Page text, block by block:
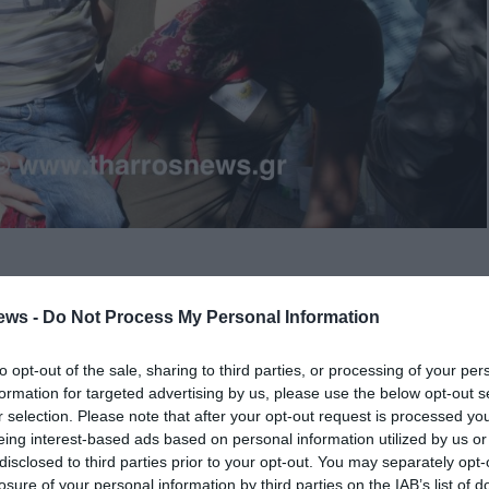
- Do Not Process My Personal Information
opt-out of the sale, sharing to third parties, or processing of your
for targeted advertising by us, please use the below opt-out
selection. Please note that after your opt-out request is processed
interest-based ads based on personal information utilized by us
to third parties prior to your opt-out. You may separately
of your personal information by third parties on the IAB’s list of
θα διοργανώσει το Πανελλήνιο Δίκτυο Εθελοντικών
και Μητρότητας την Κυριακή 3 Νοεμβρίου, στην
στις 11.00 το πρωί.
της Εβδομάδας Μητρικού Θηλασμού από την
του θηλασμού), τον Παγκόσμιο Οργανισμό Υγείας
Στην Ελλάδα, η εβδομάδα αυτή εορτάζεται 1-7
το θηλασμό: Υποστηρίζουμε τις μητέρες».
υπακούει σε ωράρια, τα μωράκια που θα θέλουν να